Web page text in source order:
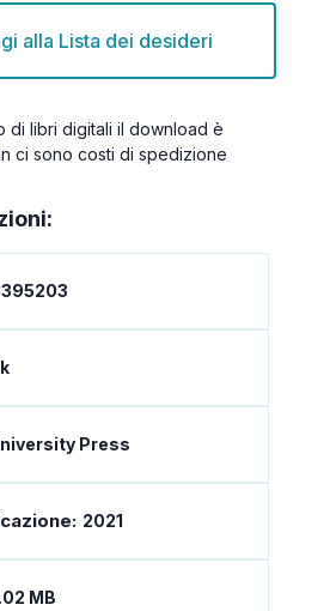
alla Lista dei desideri
di libri digitali il download è
ci sono costi di spedizione
Press
2021
MB